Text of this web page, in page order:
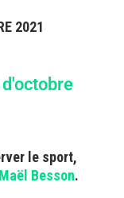
2021
le sport,
Maël Besson.